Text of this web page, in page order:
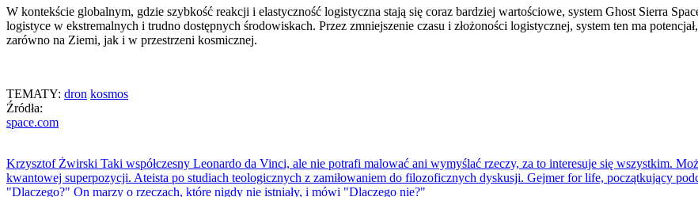
W kontekście globalnym, gdzie szybkość reakcji i elastyczność logistyczna stają się coraz bardziej wartościowe, system Ghost Sierra
logistyce w ekstremalnych i trudno dostępnych środowiskach. Przez zmniejszenie czasu i złożoności logistycznej, system ten ma
zarówno na Ziemi, jak i w przestrzeni kosmicznej.
TEMATY: dron kosmos
Źródła:
space.com
Krzysztof Żwirski Taki współczesny Leonardo da Vinci, ale nie potrafi malować ani wymyślać rzeczy, za to interesuje się wszystkim.
kwantowej superpozycji. Ateista po studiach teologicznych z zamiłowaniem do filozoficznych dyskusji. Gejmer for life, początkujący
"Dlaczego?" On marzy o rzeczach, które nigdy nie istniały, i mówi "Dlaczego nie?"